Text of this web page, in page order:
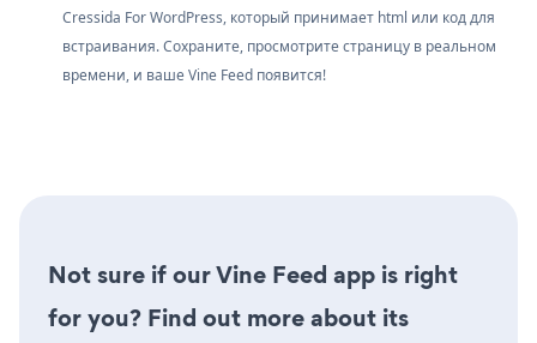
Cressida For WordPress, который принимает html или код для
встраивания. Сохраните, просмотрите страницу в реальном
времени, и ваше Vine Feed появится!
Not sure if our Vine Feed app is right
for you? Find out more about its